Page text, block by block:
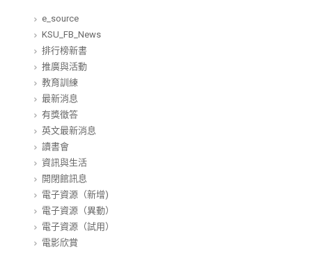
e_source
KSU_FB_News
排行榜新書
推廣與活動
教育訓練
最新消息
有獎徵答
英文最新消息
讀書會
資訊與生活
開閉館訊息
電子資源（新增)
電子資源（異動）
電子資源（試用）
電影欣賞